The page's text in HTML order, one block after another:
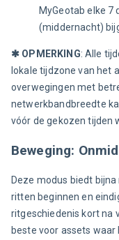
MyGeotab elke 7
(middernacht)
✱ OPMERKING: Alle
lokale tijdzone van het
overwegingen met
netwerkbandbreedte
vóór de gekozen tijden
Beweging:
Deze modus biedt
ritten beginnen en
ritgeschiedenis kort na
beste voor assets